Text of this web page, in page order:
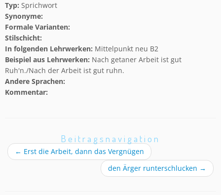
Typ: Sprichwort
Synonyme:
Formale Varianten:
Stilschicht:
In folgenden Lehrwerken: Mittelpunkt neu B2
Beispiel aus Lehrwerken: Nach getaner Arbeit ist gut
Ruh'n./Nach der Arbeit ist gut ruhn.
Andere Sprachen:
Kommentar:
Beitragsnavigation
← Erst die Arbeit, dann das Vergnügen
den Ärger runterschlucken →